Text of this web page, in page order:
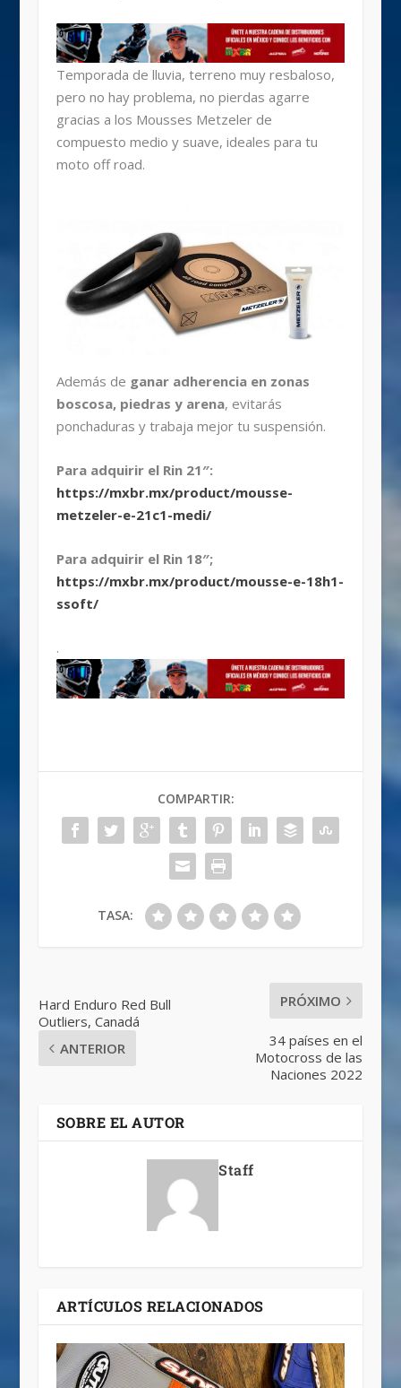
Temporada de lluvia, terreno muy resbaloso,
pero no hay problema, no pierdas agarre
gracias a los Mousses Metzeler de
compuesto medio y suave, ideales para tu
moto off road.
Además de ganar adherencia en zonas
boscosa, piedras y arena, evitarás
ponchaduras y trabaja mejor tu suspensión.
Para adquirir el Rin 21″:
https://mxbr.mx/product/mousse-
metzeler-e-21c1-medi/
Para adquirir el Rin 18″;
https://mxbr.mx/product/mousse-e-18h1-
ssoft/
.
COMPARTIR:
TASA:
Hard Enduro Red Bull
Outliers, Canadá
ANTERIOR
PRÓXIMO
34 países en el
Motocross de las
Naciones 2022
SOBRE EL AUTOR
Staff
ARTÍCULOS RELACIONADOS